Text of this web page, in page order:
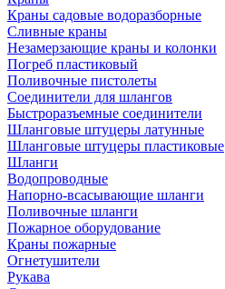
Краны садовые водоразборные
Сливные краны
Незамерзающие краны и колонки
Погреб пластиковый
Поливочные пистолеты
Соединители для шлангов
Быстроразъемные соединители
Шланговые штуцеры латунные
Шланговые штуцеры пластиковые
Шланги
Водопроводные
Напорно-всасывающие шланги
Поливочные шланги
Пожарное оборудование
Краны пожарные
Огнетушители
Рукава